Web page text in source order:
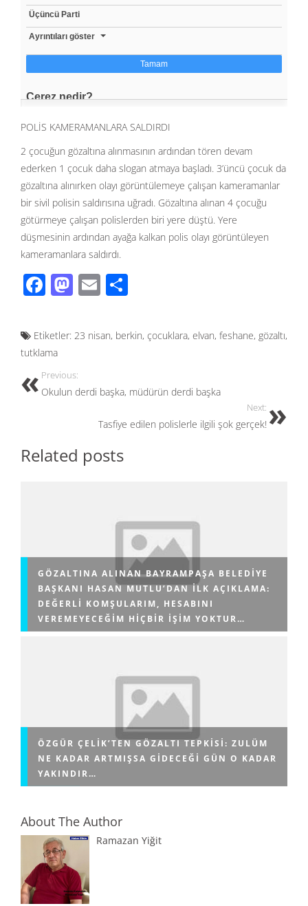
POLİS KAMERAMANLARA SALDIRDI
2 çocuğun gözaltına alınmasının ardından tören devam
ederken 1 çocuk daha slogan atmaya başladı. 3’üncü çocuk da
gözaltına alınırken olayı görüntülemeye çalışan kameramanlar
bir sivil polisin saldırısına uğradı. Gözaltına alınan 4 çocuğu
götürmeye çalışan polislerden biri yere düştü. Yere
düşmesinin ardından ayağa kalkan polis olayı görüntüleyen
kameramanlara saldırdı.
F
e
b
o
o
M
to
o
n
E
ail ar
Etiketler: 23 nisan, berkin, çocuklara, elvan, feshane, gözaltı,
tutklama
Previous:
Okulun derdi başka, müdürün derdi başka
Next:
Tasfiye edilen polislerle ilgili şok gerçek!
Related posts
GÖZALTINA ALINAN BAYRAMPAŞA BELEDIYE
BAŞKANI HASAN MUTLU’DAN ILK AÇIKLAMA:
DEĞERLI KOMŞULARIM, HESABINI
VEREMEYECEĞIM HIÇBIR IŞIM YOKTUR…
ÖZGÜR ÇELIK’TEN GÖZALTI TEPKISI: ZULÜM
NE KADAR ARTMIŞSA GIDECEĞI GÜN O KADAR
YAKINDIR…
About The Author
Ramazan Yiğit